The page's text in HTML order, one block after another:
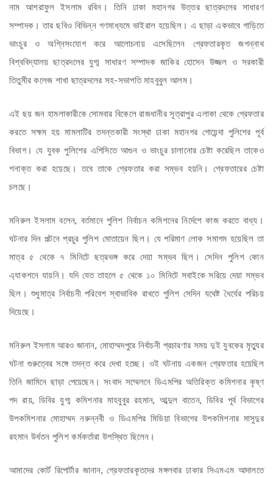
নাম আশরাফুল ইসলাম রবিন। তিনি ঢাকা মহানগর উত্তর ছাত্রদলের সাধারণ
সম্পাদক। তার ছবিও বিভিন্ন গণমাধ্যমে ভাইরাল হয়েছিল। এ ছাড়া একভাবে গাড়িতে
ভাংচুর ও অগ্নিসংযোগ করে আলোচনায় এসেছিলেন গ্রেফতারকৃত জগন্নাথ
বিশ্ববিদ্যালয় ছাত্রদলের যুগ্ম সাধারণ সম্পাদক জাকির হোসেন উজ্জল ও সরকারী
তিতুমীর কলেজ শাখা ছাত্রদলের সহ-সভাপতি মাহবুবুল আলম।
এই ছয় জন হামলাকারীকে সোমবার বিকেলে রাজধানীর সূত্রাপুর এলাকা থেকে গ্রেফতার
করতে সক্ষম হয় মামলাটির তদন্তকারী সংস্থা ঢাকা মহানগর গোয়েন্দা পুলিশের পূর্ব
বিভাগ। যে যুবক পুলিশের এপিসিতে আগুন ও ভাংচুর চালানোর চেষ্টা করেছিল তাকেও
শনাক্ত করা হয়েছে। তবে তাকে গ্রেফতার করা সম্ভব হয়নি। গ্রেফতারের চেষ্টা
চলছে।
মনিরুল ইসলাম বলেন, বর্তমানে পুলিশ নির্বাচন কমিশনের নির্দেশে কাজ করতে বাধ্য।
ঘটনার দিন পল্টনে প্রচুর পুলিশ মোতায়েন ছিল। যে পরিমাণ লোক সমাগম হয়েছিল তা
মাত্র ৫ থেকে ৭ মিনিটে ছত্রভঙ্গ করে দেয়া সম্ভব ছিল। সেদিন পুলিশ কোন
এ্যাকশনে যায়নি। যদি যেত তাহলে ৫ থেকে ১০ মিনিটে সবাইকে সরিয়ে দেয়া সম্ভব
ছিল। শুধুমাত্র নির্বাচনী পরিবেশ স্বাভাবিক রাখতে পুলিশ সেদিন যথেষ্ট ধৈর্যের পরিচয়
দিয়েছে।
মনিরুল ইসলাম আরও জানান, মোহাম্মদপুরে নির্বাচনী প্রচারণার সময় দুই যুবকের মৃত্যুর
ঘটনা গুরুত্বের সঙ্গে তদন্ত করে দেখা হচ্ছে। ওই ঘটনায় একজন গ্রেফতার হয়েছিল
তিনি জামিনে ছাড়া পেয়েছেন। সংবাদ সম্মেলনে ডিএমপির অতিরিক্ত কমিশনার কৃষ্ণ
পদ রায়, ডিবির যুগ্ম কমিশনার মাহবুবুর রহমান, আব্দুল বাতেন, ডিবির পূর্ব বিভাগের
উপকমিশনার মোহাম্মদ নরুন্নবী ও ডিএমপির মিডিয়া বিভাগের উপকমিশনার মাসুদুর
রহমান উর্ধতন পুলিশ কর্মকর্তারা উপস্থিত ছিলেন।
আমাদের কোর্ট রিপোর্টার জানান, গ্রেফতারকৃতদের মঙ্গলবার ঢাকার সিএমএম আদালতে